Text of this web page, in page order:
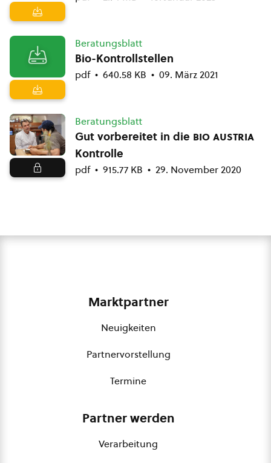
Beratungsblatt
Bio-Kontrollstellen
pdf 640.58 KB 09. März 2021
Beratungsblatt
Gut vorbereitet in die bio austria
Kontrolle
pdf 915.77 KB 29. November 2020
Marktpartner
Neuigkeiten
Partnervorstellung
Termine
Partner werden
Verarbeitung